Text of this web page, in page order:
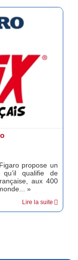
propose un
qualifie de
aux 400
»
Lire la suite